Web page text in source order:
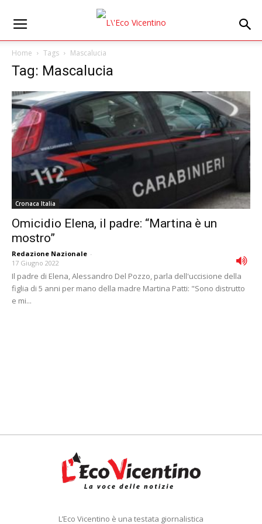
Home Tags Mascalucia
Tag: Mascalucia
Cronaca Italia
Omicidio Elena, il padre: “Martina è un
mostro”
Redazione Nazionale -
17 Giugno 2022
Il padre di Elena, Alessandro Del Pozzo, parla dell'uccisione della
figlia di 5 anni per mano della madre Martina Patti: "Sono distrutto
e mi...
L’Eco Vicentino è una testata giornalistica